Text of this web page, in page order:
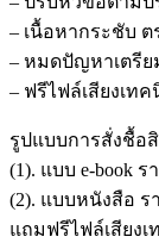
สารสนเทศ
ด้าน
การ
ลงทุน
อาวุโส
ระดับ
สำนักงาน
– เนื้อหากระชับ ต
– หมดปัญหาเตรี
– ฟรีไฟล์เสียงเ
รูปแบบการสั่งชื้อ
(1). แบบ e-book
(2). แบบหนังสือ ร
แถมฟรีไฟล์เสียง